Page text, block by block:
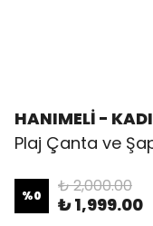
HANIMELİ -
Plaj Çanta ve
%0 ₺ 2,000.00
₺ 1,999.00